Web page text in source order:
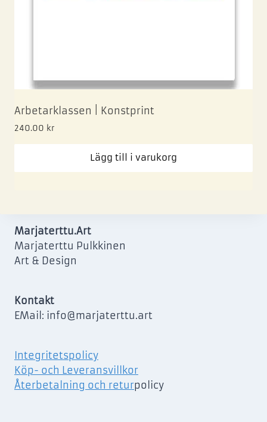
Arbetarklassen | Konstprint
240.00 kr
Lägg till i varukorg
Marjaterttu.Art
Marjaterttu Pulkkinen
Art & Design
Kontakt
EMail: info@marjaterttu.art
Integritetspolicy
Köp- och Leveransvillkor
Återbetalning och returpolicy